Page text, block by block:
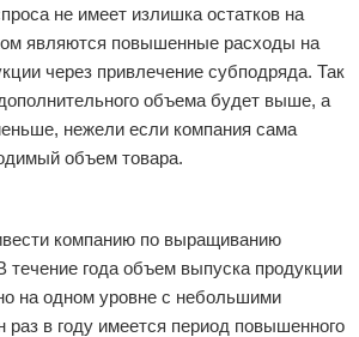
не имеет излишка остатков на
являются повышенные расходы на
через привлечение субподряда. Так
объема будет выше, а
нежели если компания сама
объем товара.
компанию по выращиванию
течение года объем выпуска продукции
на одном уровне с небольшими
раз в году имеется период повышенного